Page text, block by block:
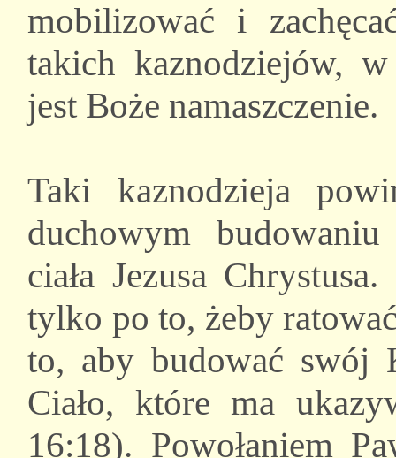
mobilizować i
takich kaznodziejów,
jest Boże namaszczenie.
Taki kaznodzieja
duchowym
ciała Jezusa
tylko po to, żeby
to, aby budować swój
Ciało, które ma
16:18). Powołaniem